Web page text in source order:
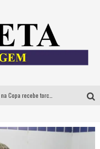
Cineclube Comum apresenta obras de Kenneth Anger e Lucrecia Martel em nova sessão de “Visões Táteis”